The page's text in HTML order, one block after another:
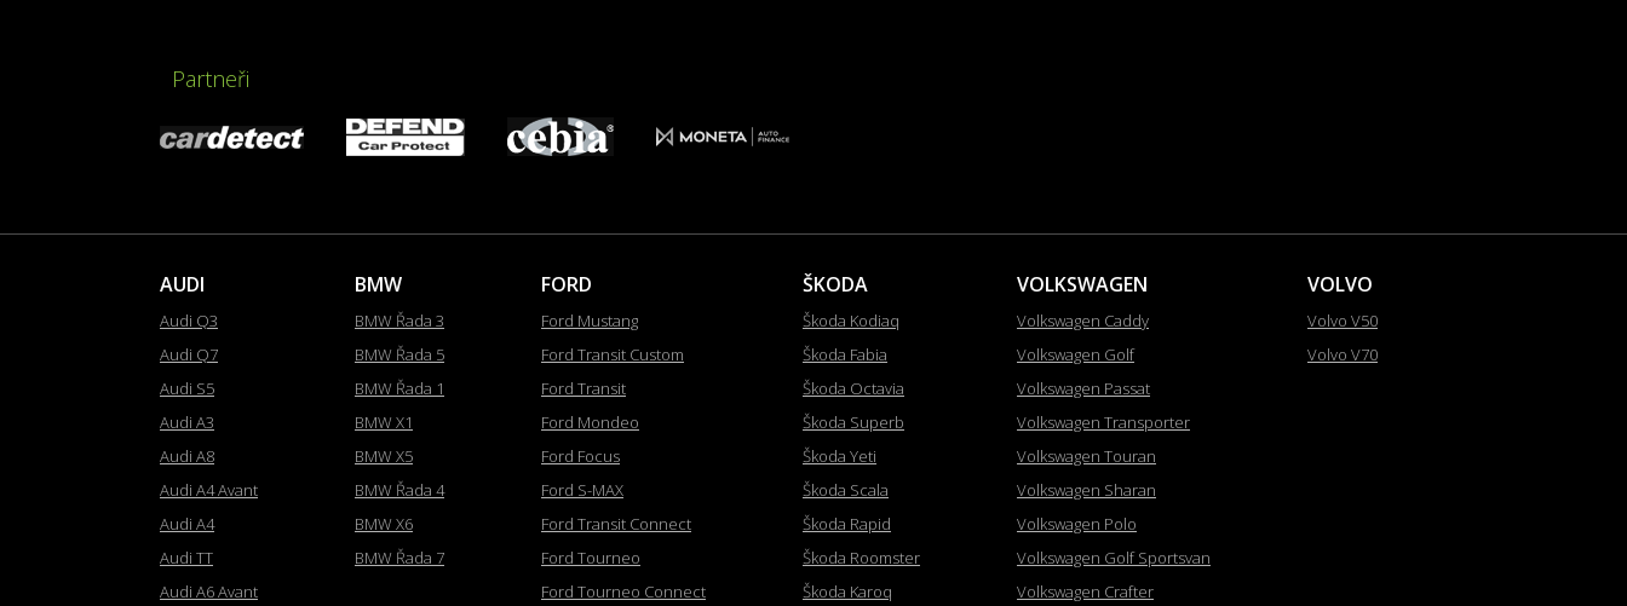
Partneři
AUDI
Audi Q3
Audi Q7
Audi S5
Audi A3
Audi A8
Audi A4 Avant
Audi A4
Audi TT
Audi A6 Avant
BMW
BMW Řada 3
BMW Řada 5
BMW Řada 1
BMW X1
BMW X5
BMW Řada 4
BMW X6
BMW Řada 7
FORD
Ford Mustang
Ford Transit Custom
Ford Transit
Ford Mondeo
Ford Focus
Ford S-MAX
Ford Transit Connect
Ford Tourneo
Ford Tourneo Connect
ŠKODA
Škoda Kodiaq
Škoda Fabia
Škoda Octavia
Škoda Superb
Škoda Yeti
Škoda Scala
Škoda Rapid
Škoda Roomster
Škoda Karoq
VOLKSWAGEN
Volkswagen Caddy
Volkswagen Golf
Volkswagen Passat
Volkswagen Transporter
Volkswagen Touran
Volkswagen Sharan
Volkswagen Polo
Volkswagen Golf Sportsvan
Volkswagen Crafter
VOLVO
Volvo V50
Volvo V70